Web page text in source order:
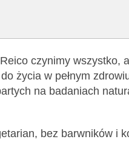
czynimy wszystko,
życia w pełnym
na badaniach
bez barwników i